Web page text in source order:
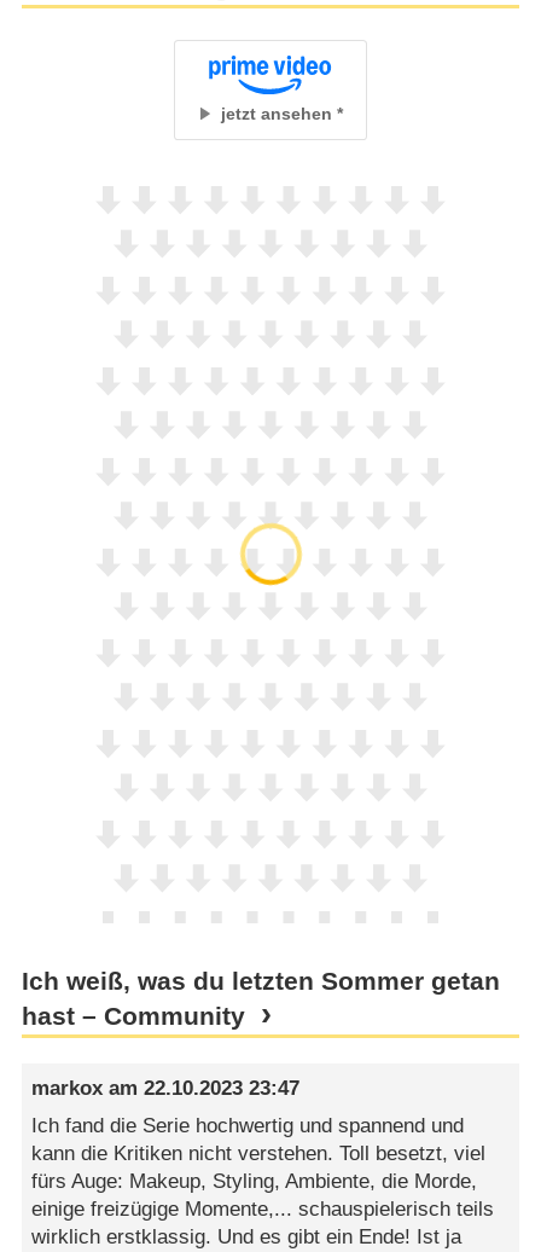
Duncan, von einem …
jetzt ansehen
Ich weiß, was du letzten Sommer getan
hast – Community
markox am22.10.2023 23:47
Ich fand die Serie hochwertig und spannend und
kann die Kritiken nicht verstehen. Toll besetzt, viel
fürs Auge: Makeup, Styling, Ambiente, die Morde,
einige freizügige Momente,... schauspielerisch teils
wirklich erstklassig. Und es gibt ein Ende! Ist ja